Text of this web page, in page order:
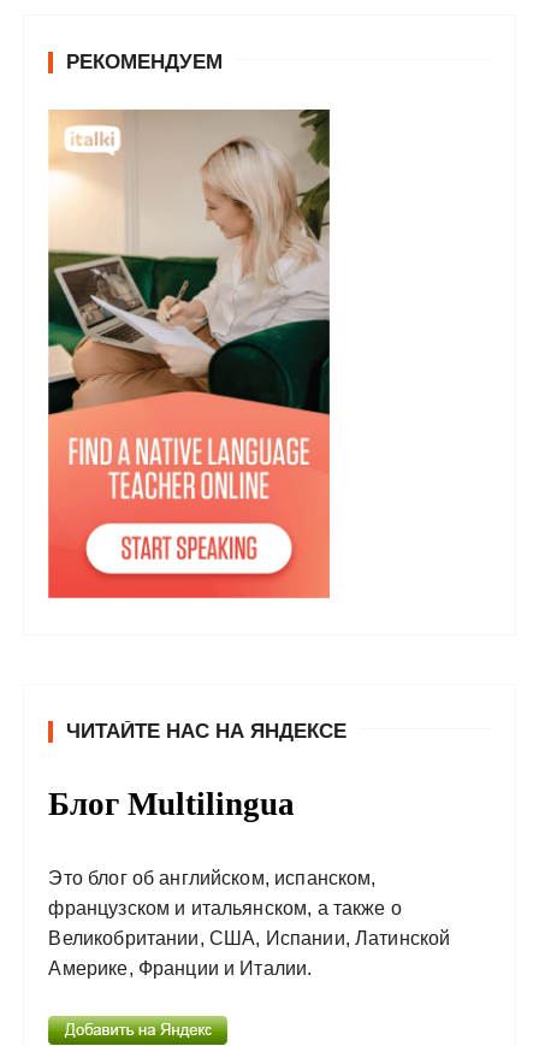
РЕКОМЕНДУЕМ
ЧИТАЙТЕ НАС НА ЯНДЕКСЕ
Блог Multilingua
Это блог об английском, испанском,
французском и итальянском, а также о
Великобритании, США, Испании, Латинской
Америке, Франции и Италии.